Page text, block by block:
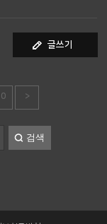
글쓰기
>
검색